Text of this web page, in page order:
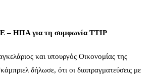
– ΗΠΑ για τη συμφωνία ΤΤΙΡ
και υπουργός Οικονομίας της
δήλωσε, ότι οι διαπραγματεύσεις με